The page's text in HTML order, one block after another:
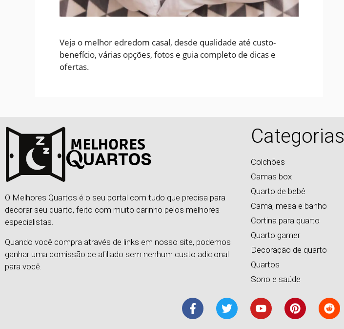
Veja o melhor edredom casal, desde qualidade até custo-
benefício, várias opções, fotos e guia completo de dicas e
ofertas.
O Melhores Quartos é o seu portal com tudo que precisa para
decorar seu quarto, feito com muito carinho pelos melhores
especialistas.
Quando você compra através de links em nosso site, podemos
ganhar uma comissão de afiliado sem nenhum custo adicional
para você.
Categorias
Colchões
Camas box
Quarto de bebê
Cama, mesa e banho
Cortina para quarto
Quarto gamer
Decoração de quarto
Quartos
Sono e saúde